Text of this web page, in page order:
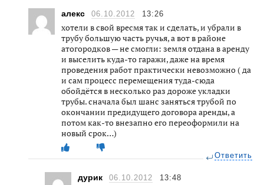
алекс 06.10.2012 13:26
хотели в свой вресмя так и сделать, и убрали в
трубу большую часть ручья, а вот в районе
атогородков — не смогли: земля отдана в аренду
и выселить куда-то гаражи, даже на время
проведения работ практически невозможно ( да
и сам процесс перемещения туда-сюда
обойдётся в несколько раз дороже укладки
трубы. сначала был шанс заняться трубой по
окончании предидущего договора аренды, а
потом как-то внезапно его переоформили на
новый срок…)
Ответить
дурик 06.10.2012 13:48